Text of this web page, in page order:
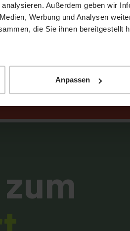
Außerdem geben wir
Werbung und Analysen
die Sie ihnen bereitgestellt
Anpassen